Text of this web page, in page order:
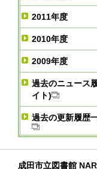
2011年度
2010年度
2009年度
過去のニュース
イト)
過去の更新履歴
成田市立図書館